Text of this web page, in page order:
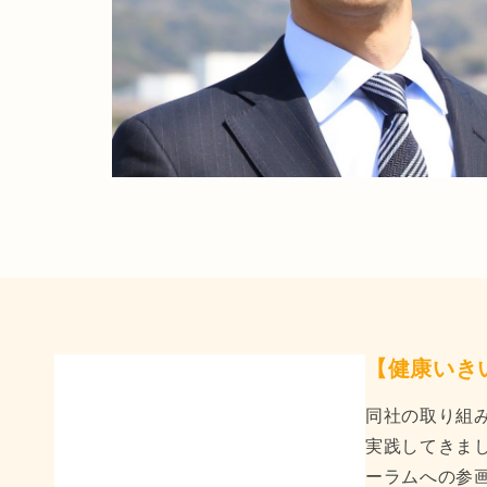
【健康い
同社の取り組
実践してきま
ーラムへの参